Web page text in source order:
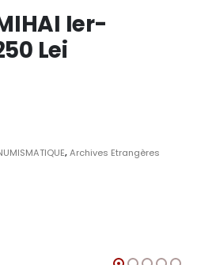
Ier-
Lei
,Archives Etrangères